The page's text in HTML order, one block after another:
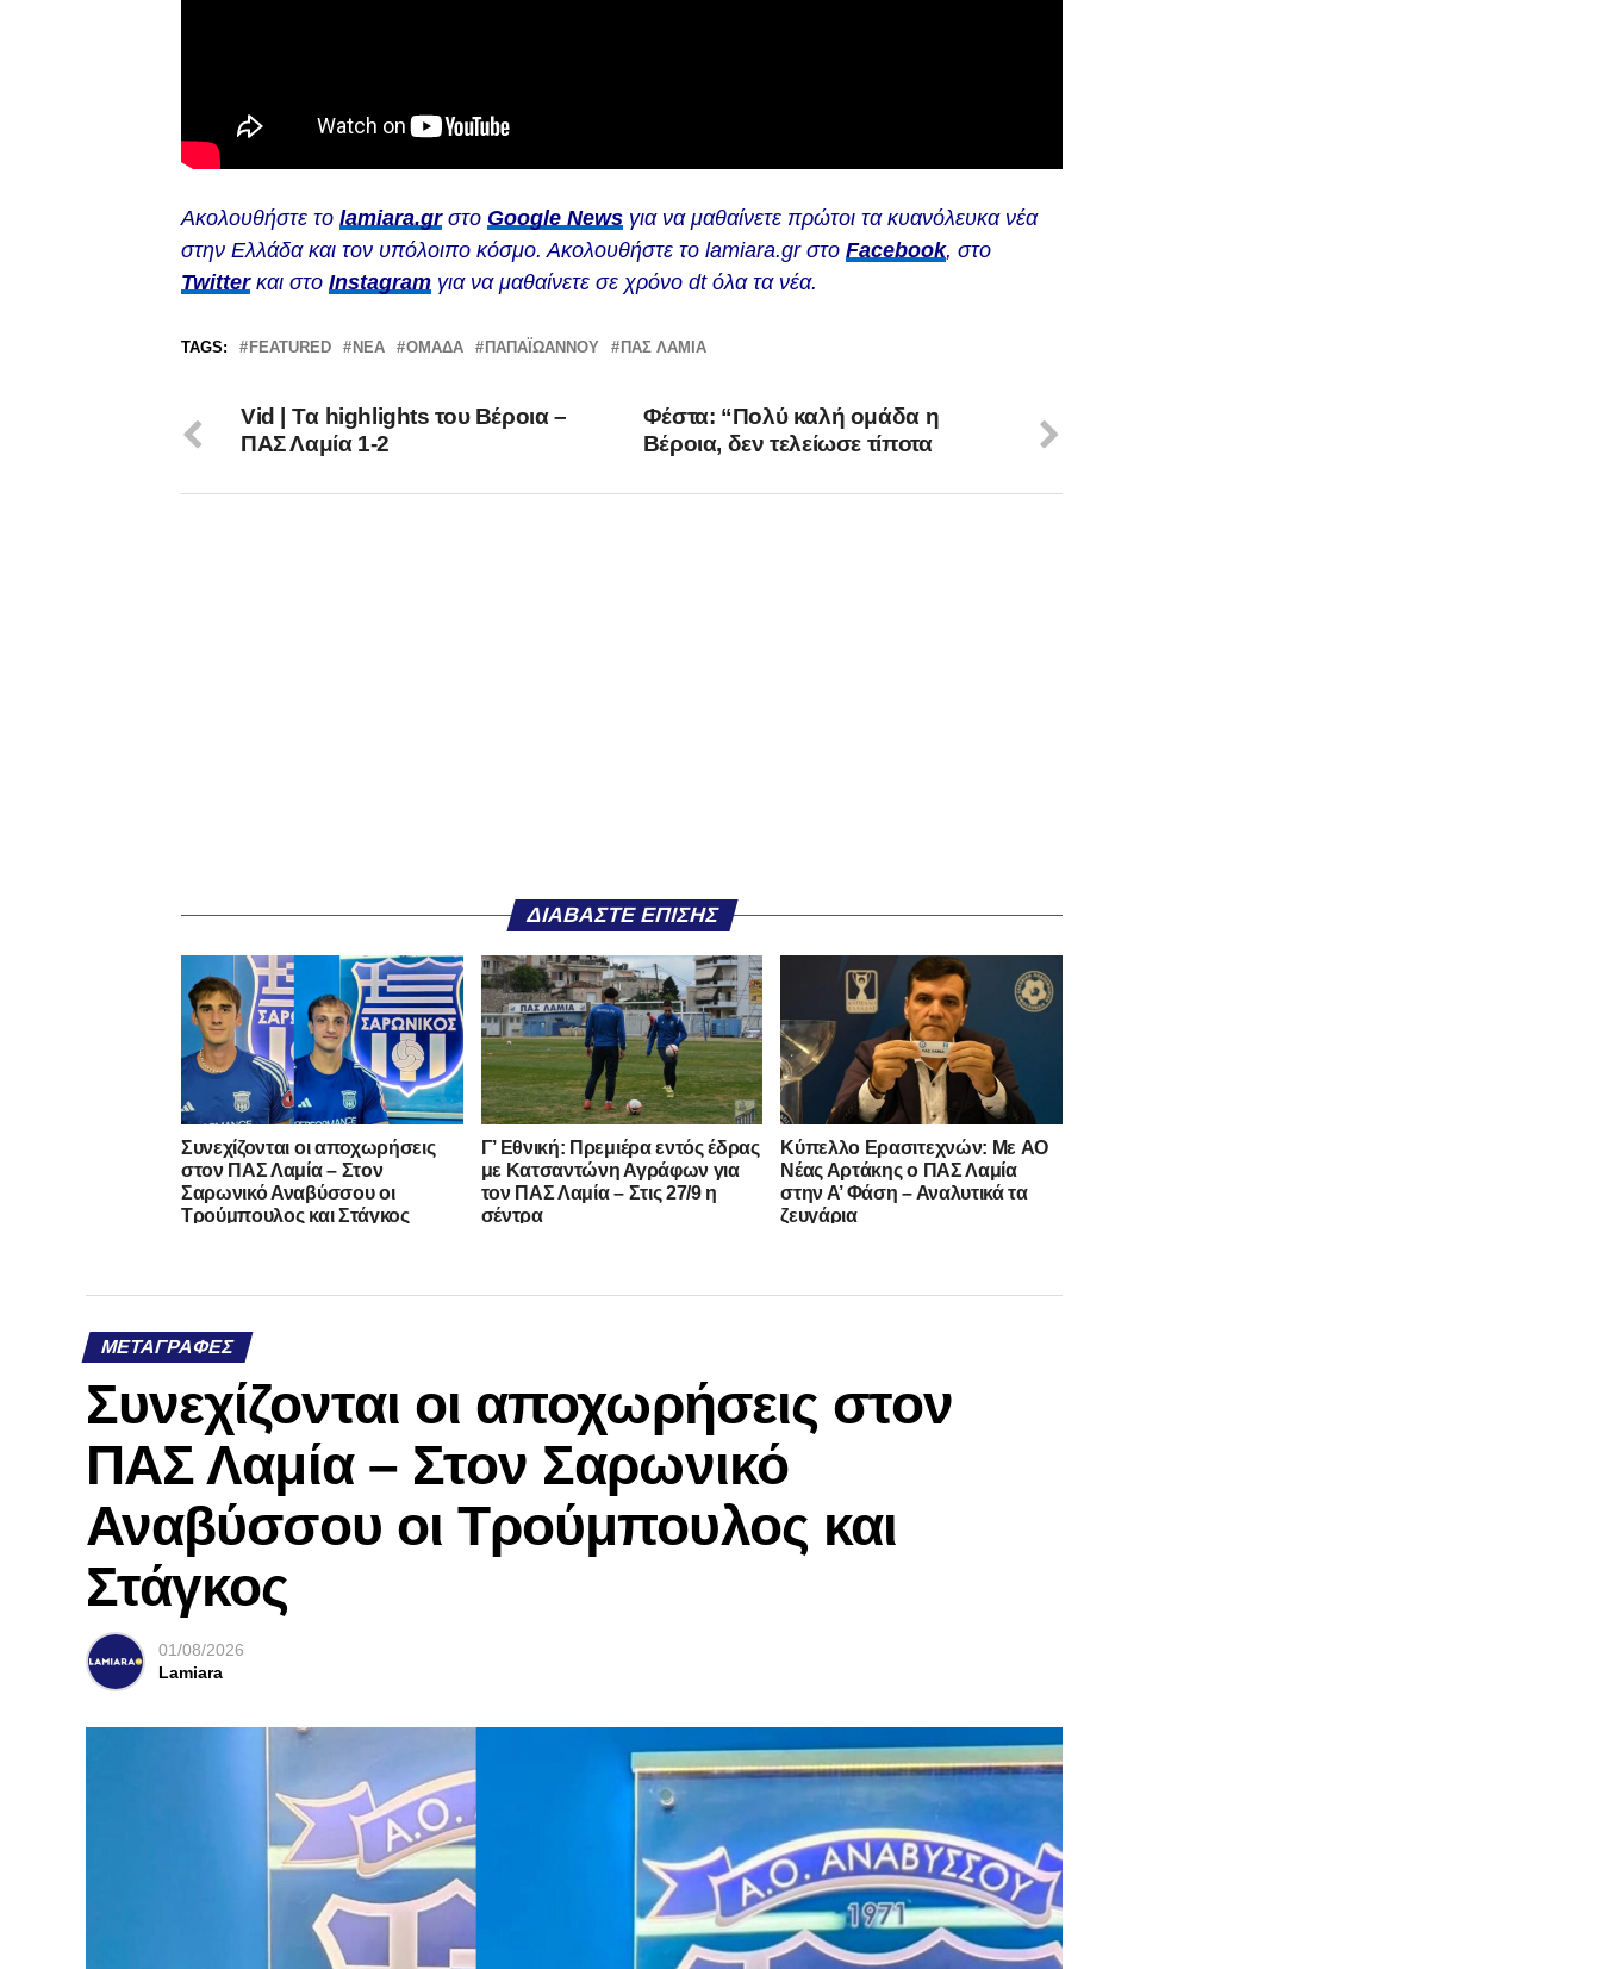
Ακολουθήστε το lamiara.grστο Google News για να μαθαίνετε πρώτοι τα κυανόλευκα νέα
στην Ελλάδα και τον υπόλοιπο κόσμο. Ακολουθήστε το lamiara.gr στο Facebook, στο
Twitterκαι στο Instagram για να μαθαίνετε σε χρόνο dt όλα τα νέα.
TAGS: FEATURED ΝΈΑ ΟΜΆΔΑ ΠΑΠΑΪΩΑΝΝΟΥ ΠΑΣ ΛΑΜΙΑ
Φέστα: “Πολύ καλή ομάδα η
Βέροια, δεν τελείωσε τίποτα
Vid | Tα highlights του Βέροια –
ΠΑΣ Λαμία 1-2
ΔΙΑΒΆΣΤΕ ΕΠΊΣΗΣ
Συνεχίζονται οι αποχωρήσεις
στον ΠΑΣ Λαμία – Στον
Σαρωνικό Αναβύσσου οι
Τρούμπουλος και Στάγκος
Γ’ Εθνική: Πρεμιέρα εντός έδρας
με Κατσαντώνη Αγράφων για
τον ΠΑΣ Λαμία – Στις 27/9 η
σέντρα
Kύπελλο Ερασιτεχνών: Με AO
Nέας Αρτάκης ο ΠΑΣ Λαμία
στην Α’ Φάση – Αναλυτικά τα
ζευγάρια
ΜΕΤΑΓΡΑΦΈΣ
Συνεχίζονται οι αποχωρήσεις στον
ΠΑΣ Λαμία – Στον Σαρωνικό
Αναβύσσου οι Τρούμπουλος και
Στάγκος
01/08/2026
Lamiara